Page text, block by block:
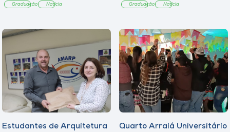
Graduação Notícia Graduação Notícia
Estudantes de Arquitetura
Quarto Arraiá Universitário